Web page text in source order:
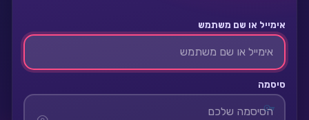
אימייל או שם משתמש
סיסמה